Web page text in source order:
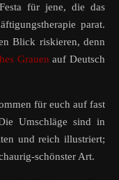
für jene, die das
parat.
Blick riskieren, denn
Grauen auf Deutsch
für euch auf fast
Umschläge sind in
und reich illustriert;
schönster Art.